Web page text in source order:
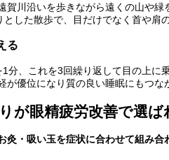
賀川沿いを歩きながら遠くの山や
した散歩で、目だけでなく首や肩
る
分、これを3回繰り返して目の上
優位になり質の良い睡眠にもつな
が眼精疲労改善で選ば
灸・吸い玉を症状に合わせて組み合